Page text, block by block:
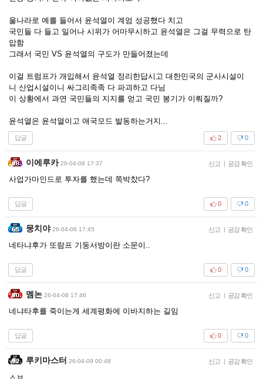
울나라로 예를 들어서 윤석열이 계엄 성공했다 치고
국민들 다 들고 일어나 시위가 어마무시하고 윤석열은 그걸 무력으로 탄
압함
그래서 국민 VS 윤석열의 구도가 만들어졌는데
이걸 트럼프가 개입해서 윤석열 정리한답시고 대한민국의 군사시설이
니 산업시설이니 싸그리족족 다 파괴하고 다님
이 상황에서 과연 국민들의 지지를 얻고 국민 봉기가 이뤄질까?
윤석열은 윤석열이고 애국모드 발동하는거지...
답글 0
2
이에루카 26-04-08 17:37 신고 | 공감 확인
사업가마인드로 투자를 했는데 쪽박찼다?
답글 0
0
뭉치야 26-04-08 17:45 신고 | 공감 확인
네타냐후가 또람프 기둥서방이란 소문이..
답글 0
0
멤논 26-04-08 17:46 신고 | 공감 확인
네냐타후를 죽이는게 세계평화에 이바지하는 길임
답글 0
0
루키마스터 26-04-09 00:48 신고 | 공감 확인
ㅅㅂ